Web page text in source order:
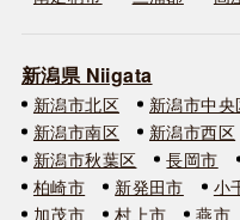
新潟県 Niigata
新潟市北区 新潟市中央
新潟市南区
新潟市西区
新潟市秋葉区
長岡市
柏崎市
新発田市 小
加茂市
村上市 燕市